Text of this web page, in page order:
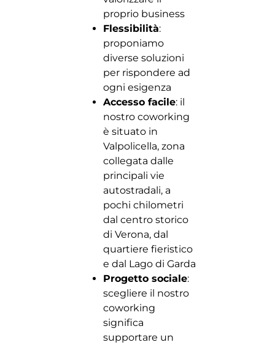
proprio business
Flessibilità:
proponiamo
diverse soluzioni
per rispondere ad
ogni esigenza
Accesso facile: il
nostro coworking
è situato in
Valpolicella, zona
collegata dalle
principali vie
autostradali, a
pochi chilometri
dal centro storico
di Verona, dal
quartiere fieristico
e dal Lago di Garda
Progetto sociale:
scegliere il nostro
coworking
significa
supportare un